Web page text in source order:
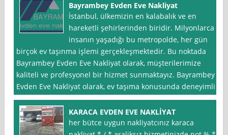
Bayrambey Evden Eve Nakliyat
İstanbul, ülkemizin en kalabalık ve en
hareketli şehirlerinden biridir. Milyonlarca
insanın yaşadığı bu metropolde, her gün
birçok ev taşınma işlemi gerçekleşmektedir. Bu noktada
Bayrambey Evden Eve Nakliyat olarak, müşterilerimize
kaliteli ve profesyonel bir hizmet sunmaktayız. Bayrambey
Evden Eve Nakliyat olarak, ev taşıma konusunda deneyimli
KARACA EVDEN EVE NAKLİYAT
her bütce uygun nakliyatcınız karaca